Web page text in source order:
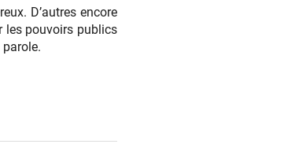
D’autres encore
les pouvoirs publics